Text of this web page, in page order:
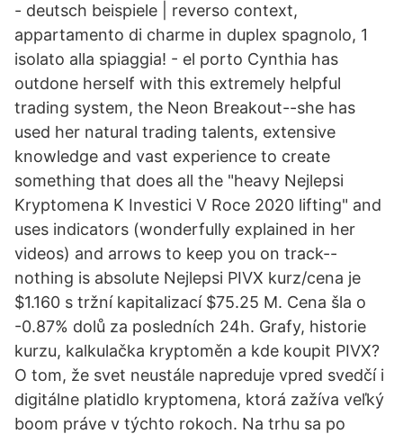
- deutsch beispiele | reverso context,
appartamento di charme in duplex spagnolo, 1
isolato alla spiaggia! - el porto Cynthia has
outdone herself with this extremely helpful
trading system, the Neon Breakout--she has
used her natural trading talents, extensive
knowledge and vast experience to create
something that does all the "heavy Nejlepsi
Kryptomena K Investici V Roce 2020 lifting" and
uses indicators (wonderfully explained in her
videos) and arrows to keep you on track--
nothing is absolute Nejlepsi PIVX kurz/cena je
$1.160 s tržní kapitalizací $75.25 M. Cena šla o
-0.87% dolů za posledních 24h. Grafy, historie
kurzu, kalkulačka kryptoměn a kde koupit PIVX?
O tom, že svet neustále napreduje vpred svedčí i
digitálne platidlo kryptomena, ktorá zažíva veľký
boom práve v týchto rokoch. Na trhu sa po